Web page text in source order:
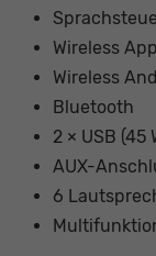
Wireless
Wireless
Bluetooth
2 × USB (45
AUX-
6